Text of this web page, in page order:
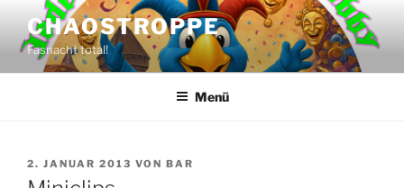
Inhalt
springen
CHAOSTROPPE
Fasnacht total!
Menü
VERÖFFENTLICHT
AM
2. JANUAR 2013 VON BAR